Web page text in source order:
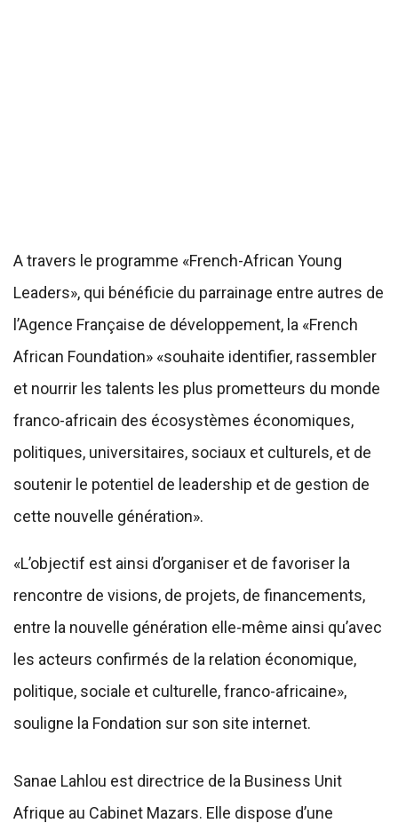
A travers le programme «French-African Young
Leaders», qui bénéficie du parrainage entre autres de
l’Agence Française de développement, la «French
African Foundation» «souhaite identifier, rassembler
et nourrir les talents les plus prometteurs du monde
franco-africain des écosystèmes économiques,
politiques, universitaires, sociaux et culturels, et de
soutenir le potentiel de leadership et de gestion de
cette nouvelle génération».
«L’objectif est ainsi d’organiser et de favoriser la
rencontre de visions, de projets, de financements,
entre la nouvelle génération elle-même ainsi qu’avec
les acteurs confirmés de la relation économique,
politique, sociale et culturelle, franco-africaine»,
souligne la Fondation sur son site internet.
Sanae Lahlou est directrice de la Business Unit
Afrique au Cabinet Mazars. Elle dispose d’une